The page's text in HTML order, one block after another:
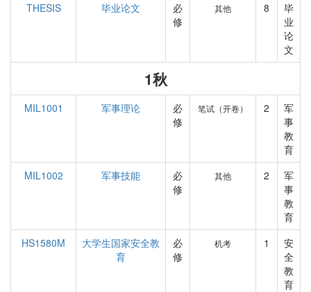
THESIS 毕业论文
必
修
其他 8
毕
业
论
文
1秋
MIL1001 军事理论
必
修
笔试（开卷） 2
军
事
教
育
MIL1002
军事技能
必
修
其他 2
军
事
教
育
HS1580M
大学生国家安全教
育
必
修
机考 1
安
全
教
育